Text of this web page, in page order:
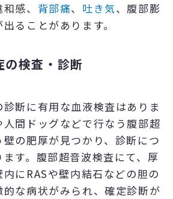
感、 背部痛、 吐き気、腹部膨
ることがあります。
検査・診断
断に有用な血液検査はありま
間ドッグなどで行なう腹部超
の肥厚が見つかり、診断につ
す。腹部超音波検査にて、厚
に RASや壁内結石などの胆の
な病状がみられ、確定診断が